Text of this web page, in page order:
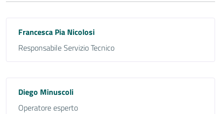
Francesca Pia Nicolosi
Responsabile Servizio Tecnico
Diego Minuscoli
Operatore esperto